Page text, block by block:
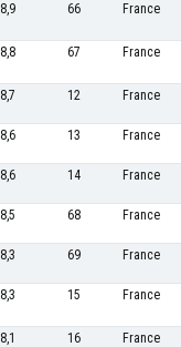
8,9 66 France
8,8 67 France
8,7 12 France
8,6 13 France
8,6 14 France
8,5 68 France
8,3 69 France
8,3 15 France
8,1 16 France